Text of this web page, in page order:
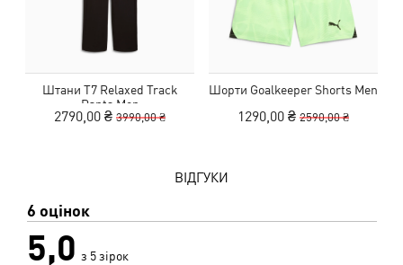
Штани T7 Relaxed Track
Pants Men
2790,00 ₴ 3990,00 ₴
Шорти Goalkeeper Shorts Men
1290,00 ₴ 2590,00 ₴
ВІДГУКИ
6 оцінок
5,0 з 5 зірок